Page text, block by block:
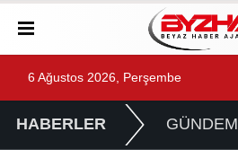
6 Ağustos 2026, Perşembe
HABERLER GÜNDEM